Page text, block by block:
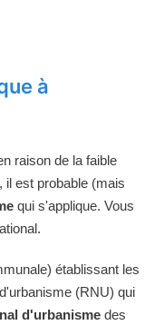
à
raison de la faible
il est probable (mais
qui s'applique. Vous
établissant les
(RNU) qui
d'urbanisme des